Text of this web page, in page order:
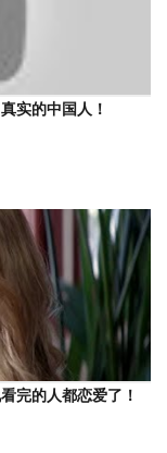
实的中国人！
完的人都恋爱了！